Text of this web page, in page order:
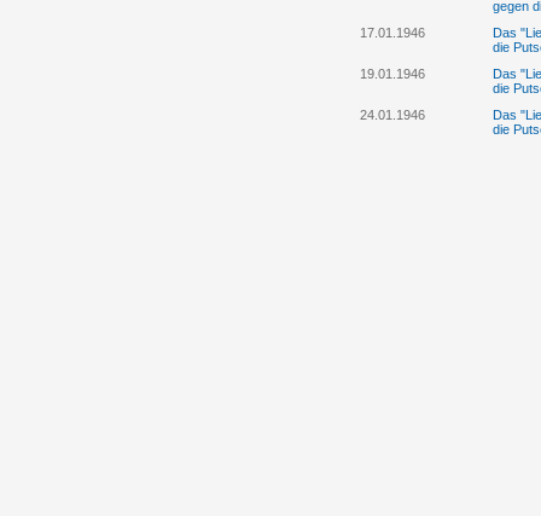
gegen
17.01.1946
Das
die
19.01.1946
Das
die
24.01.1946
Das
die